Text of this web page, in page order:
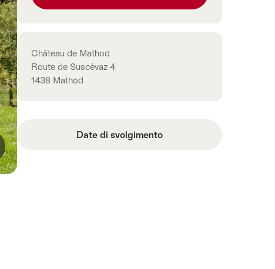
Contatto
Château de Mathod
Route de Suscévaz 4
1438 Mathod
Date di svolgimento